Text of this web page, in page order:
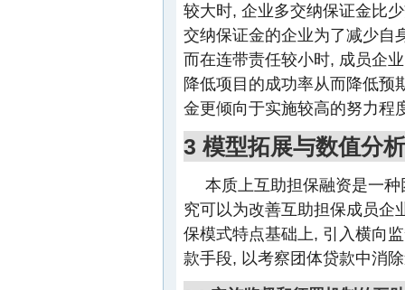
较大时, 企业多交纳保证金比
交纳保证金的企业为了减少自
而在连带责任较小时, 成员企
降低项目的成功率从而降低预
金更倾向于实施较高的努力程
3 模型拓展与数值分析
本质上互助担保融资是一
究可以为改善互助担保成员企
保模式特点基础上, 引入横向
款手段, 以考察团体贷款中消